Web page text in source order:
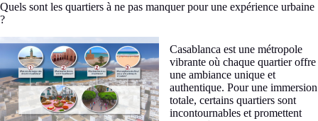
Quels sont les quartiers à ne pas manquer pour une expérience urbaine
?
Casablanca est une métropole
vibrante où chaque quartier offre
une ambiance unique et
authentique. Pour une immersion
totale, certains quartiers sont
incontournables et promettent